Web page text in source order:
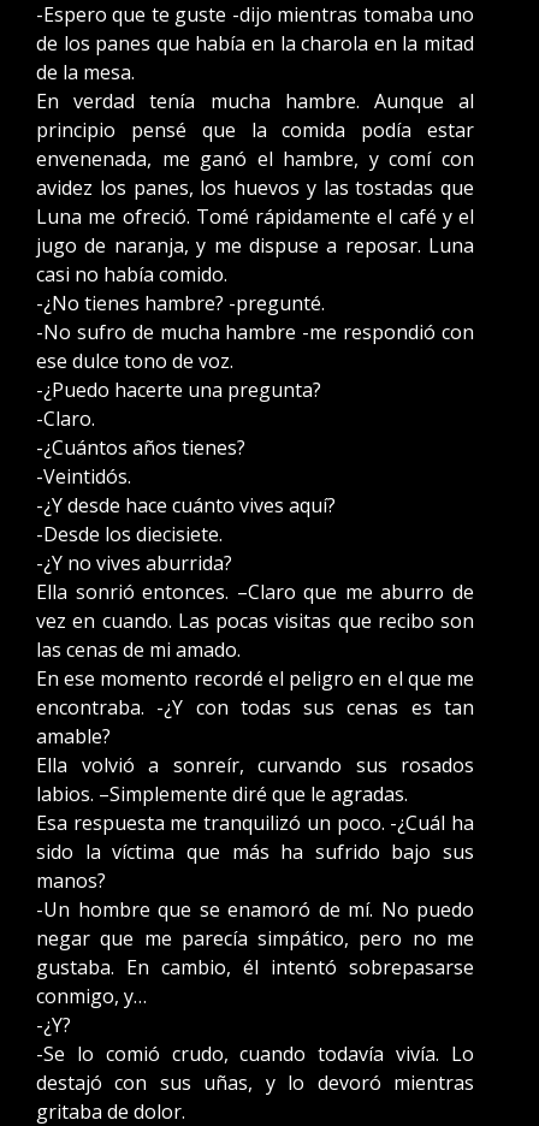
-Espero que te guste -dijo mientras tomaba uno
de los panes que había en la charola en la mitad
de la mesa.
En verdad tenía mucha hambre. Aunque al
principio pensé que la comida podía estar
envenenada, me ganó el hambre, y comí con
avidez los panes, los huevos y las tostadas que
Luna me ofreció. Tomé rápidamente el café y el
jugo de naranja, y me dispuse a reposar. Luna
casi no había comido.
-¿No tienes hambre? -pregunté.
-No sufro de mucha hambre -me respondió con
ese dulce tono de voz.
-¿Puedo hacerte una pregunta?
-Claro.
-¿Cuántos años tienes?
-Veintidós.
-¿Y desde hace cuánto vives aquí?
-Desde los diecisiete.
-¿Y no vives aburrida?
Ella sonrió entonces. –Claro que me aburro de
vez en cuando. Las pocas visitas que recibo son
las cenas de mi amado.
En ese momento recordé el peligro en el que me
encontraba. -¿Y con todas sus cenas es tan
amable?
Ella volvió a sonreír, curvando sus rosados
labios. –Simplemente diré que le agradas.
Esa respuesta me tranquilizó un poco. -¿Cuál ha
sido la víctima que más ha sufrido bajo sus
manos?
-Un hombre que se enamoró de mí. No puedo
negar que me parecía simpático, pero no me
gustaba. En cambio, él intentó sobrepasarse
conmigo, y…
-¿Y?
-Se lo comió crudo, cuando todavía vivía. Lo
destajó con sus uñas, y lo devoró mientras
gritaba de dolor.